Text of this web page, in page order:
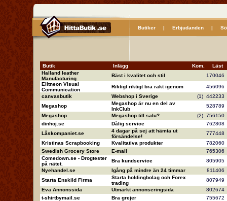
Butiker| Erbjudanden|
Butik Inlägg Kom.
Läst
Halland leather
Manufacturing
Bäst i kvalitet och stil
170046
Elitneon Visual
Communication
Riktigt riktigt bra rakt igenom
456096
canvasbutik
Webshop i Sverige (1) 442233
Megashop
Megashop är nu en del av
InkClub
528789
Megashop
Megashop till salu? (2) 756150
dinhoj.se
Dålig service
762808
Låskompaniet.se
4 dagar på sej att hämta ut
försändelse!
777448
Kristinas Scrapbooking
Kvalitativa produkter
782060
Swedish Grocery Store
E-mail
765306
Comedown.se - Drogtester
på nätet.
Bra kundservice
805905
Nyehandel.se
Igång på mindre än 24 timmar
811406
Starta Enskild Firma
Starta holdingbolag och Forex
trading
807949
Eva Annonssida
Utmärkt annonseringsida
802674
t-shirtbymail.se
Bra grejer
755672